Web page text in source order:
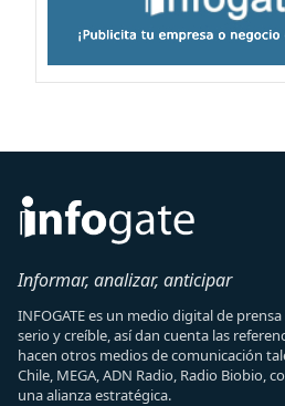
Informar, analizar, anticipar
INFOGATE es un medio digital de
serio y creíble, así dan cuenta las
hacen otros medios de comunicación
Chile, MEGA, ADN Radio, Radio Biobio,
una alianza estratégica.